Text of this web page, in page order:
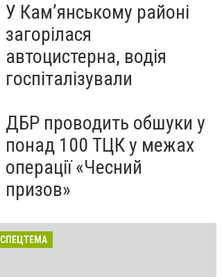
У Кам’янському районі
загорілася
автоцистерна, водія
госпіталізували
ДБР проводить обшуки у
понад 100 ТЦК у межах
операції «Чесний
призов»
СПЕЦТЕМА